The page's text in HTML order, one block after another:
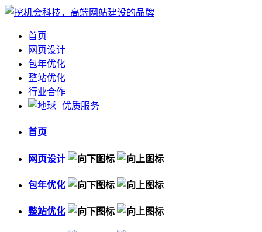
首页
网页设计
包年优化
整站优化
行业合作
优质服务
首页
网页设计
包年优化
整站优化